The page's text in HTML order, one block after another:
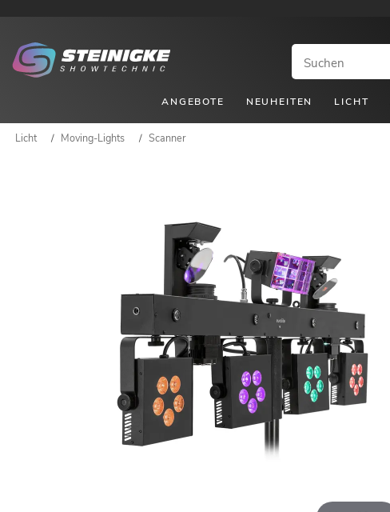
ANGEBOTE NEUHEITEN LICHT
Licht / Moving-Lights / Scanner